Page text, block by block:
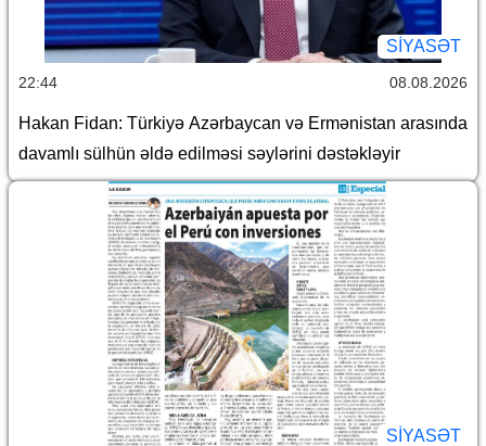
SİYASƏT
22:44 08.08.2026
Hakan Fidan: Türkiyə Azərbaycan və Ermənistan arasında
davamlı sülhün əldə edilməsi səylərini dəstəkləyir
SİYASƏT